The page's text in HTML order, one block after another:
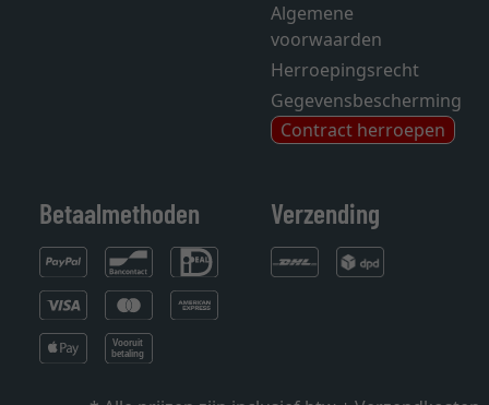
Algemene
voorwaarden
Herroepingsrecht
Gegevensbescherming
Contract herroepen
Betaalmethoden Verzending